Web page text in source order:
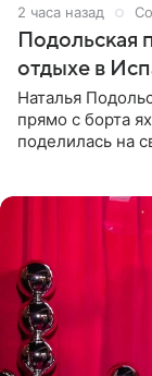
2 часа назад
Подольская
отдыхе в
Наталья
прямо с борта
поделилась на